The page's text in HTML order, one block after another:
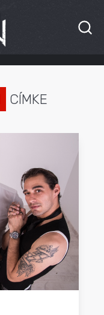
CÍMKE